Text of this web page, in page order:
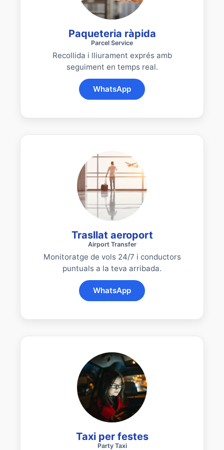
Paqueteria ràpida
Parcel Service
Recollida i lliurament exprés amb
seguiment en temps real.
WhatsApp
Trasllat aeroport
Airport Transfer
Monitoratge de vols 24/7 i conductors
puntuals a la teva arribada.
WhatsApp
Taxi per festes
Party Taxi